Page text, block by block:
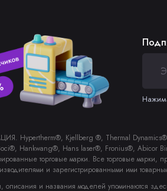
Hypertherm®, Kjellberg ®, Thermal
Hankwang®, Hans laser®, Fronius®, Abicor
торговые марки. Все торговые марки,
и зарегистрированными ими
описания и названия моделей упоминаются